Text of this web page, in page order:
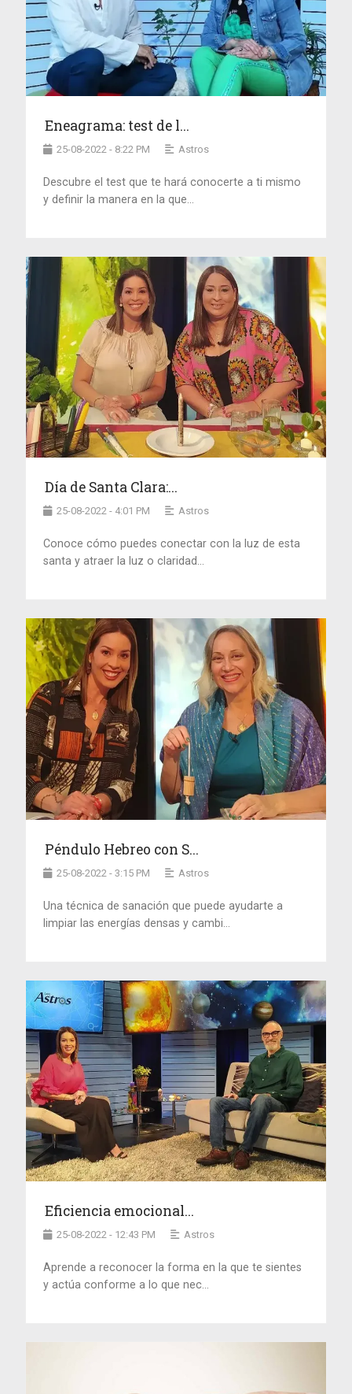
Eneagrama: test de l...
25-08-2022 - 8:22 PM Astros
Descubre el test que te hará conocerte a ti mismo
y definir la manera en la que...
Día de Santa Clara:...
25-08-2022 - 4:01 PM Astros
Conoce cómo puedes conectar con la luz de esta
santa y atraer la luz o claridad...
Péndulo Hebreo con S...
25-08-2022 - 3:15 PM Astros
Una técnica de sanación que puede ayudarte a
limpiar las energías densas y cambi...
Eficiencia emocional...
25-08-2022 - 12:43 PM Astros
Aprende a reconocer la forma en la que te sientes
y actúa conforme a lo que nec...